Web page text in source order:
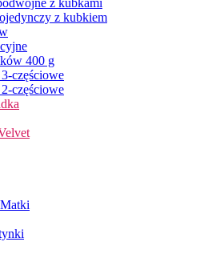
z kubkami
z kubkiem
400 g
częściowe
częściowe